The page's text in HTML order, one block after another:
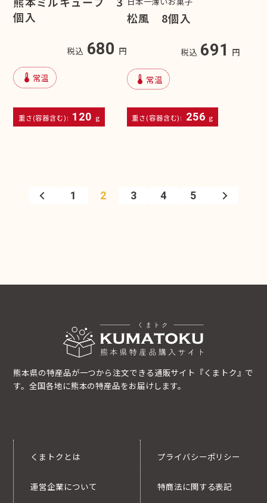
個入
税込 680 円
device_thermostat 常温
重さ(容器含む): 120 g
松風 8個入
税込 691 円
device_thermostat 常温
重さ(容器含む): 256 g
1 2 3 4 5
熊本県の特産品が一つから注文できる通販サイト『くまトク』で
す。全国各地に熊本の特産品をお届けします。
くまトクとは
運営企業について
プライバシーポリシー
特商法に関する表記